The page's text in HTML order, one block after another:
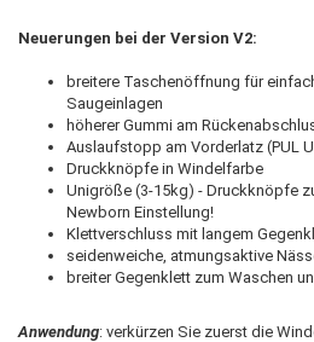
Neuerungen bei der Version V2:
breitere Taschenöffnung für
Saugeinlagen
höherer Gummi am
Auslaufstopp am Vorderlatz (PUL
Druckknöpfe in Windelfarbe
Unigröße (3-15kg) - Druckknöpfe
Newborn Einstellung!
Klettverschluss mit langem
seidenweiche, atmungsaktive
breiter Gegenklett zum Waschen
Anwendung: verkürzen Sie zuerst die